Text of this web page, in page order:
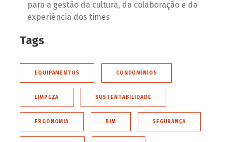
para a gestão da cultura, da colaboração e da
experiência dos times
Tags
EQUIPAMENTOS CONDOMÍNIOS
LIMPEZA SUSTENTABILIDADE
ERGONOMIA BIM SEGURANÇA